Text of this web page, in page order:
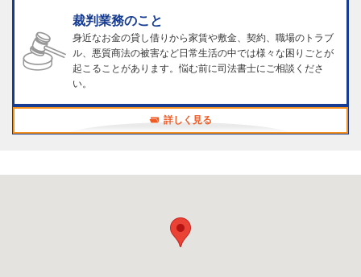
裁判業務のこと
身近なお金の貸し借りから家賃や敷金、契約、職場のトラブ
ル、悪質商法の被害など日常生活の中では様々な困りごとが
起こることがあります。悩む前に司法書士にご相談くださ
い。
詳しく見る